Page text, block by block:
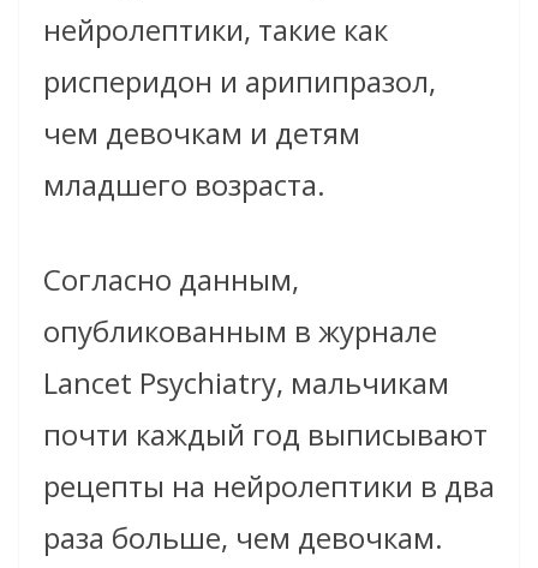
нейролептики, такие как
рисперидон и арипипразол,
чем девочкам и детям
младшего возраста.
Согласно данным,
опубликованным в журнале
Lancet Psychiatry, мальчикам
почти каждый год выписывают
рецепты на нейролептики в два
раза больше, чем девочкам.